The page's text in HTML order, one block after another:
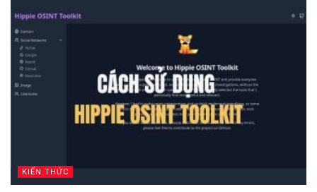
KIẾN THỨC